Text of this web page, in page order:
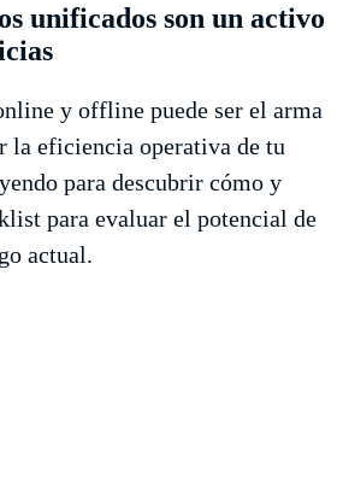
unificados son un activo
y offline puede ser el arma
la eficiencia operativa de tu
para descubrir cómo y
para evaluar el potencial de
actual.